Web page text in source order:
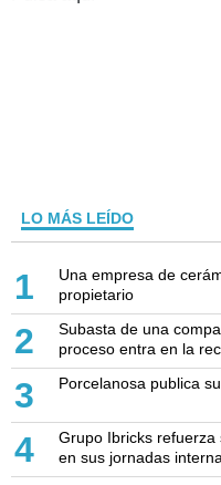
LO MÁS LEÍDO
1
Una empresa de
propietario
2
Subasta de una
proceso entra en la
3 Porcelanosa publica
4
Grupo Ibricks
en sus jornadas